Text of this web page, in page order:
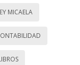
MICAELA